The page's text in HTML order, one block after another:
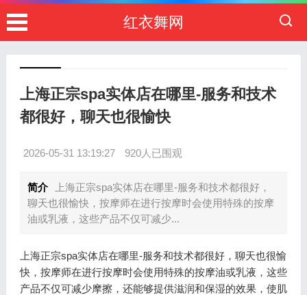
红衣舞网
上海正宗spa实体店在哪里-服务和技术
都很好，聊天也很愉快
2026-05-31 13:19:27 920人已围观
简介
上海正宗spa实体店在哪里-服务和技术都很好，
聊天也很愉快，按摩师在进行按摩时会使用特殊的按摩
油或乳液，这些产品不仅可减少...
上海正宗spa实体店在哪里-服务和技术都很好，聊天也很愉
快，按摩师在进行按摩时会使用特殊的按摩油或乳液，这些
产品不仅可减少摩擦，还能够提供滋润和保湿的效果，使肌